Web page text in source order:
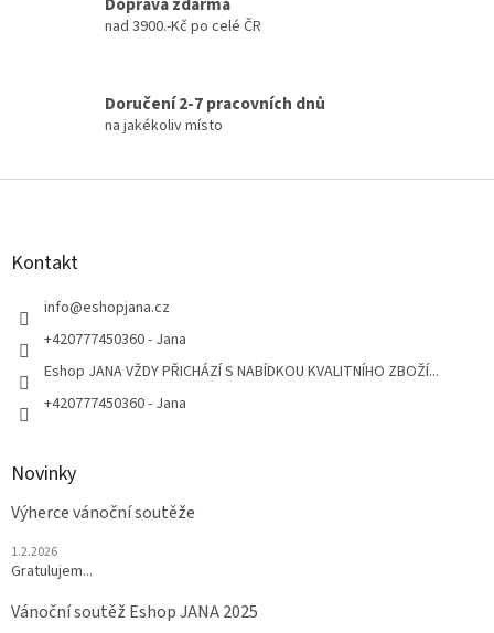
nad 3900.-Kč po celé ČR
Doručení 2-7 pracovních dnů
na jakékoliv místo
Z
Kontakt
info@eshopjana.cz
+420777450360 - Jana
Eshop JANA VŽDY PŘICHÁZÍ S NABÍDKOU KVALITNÍHO ZBOŽÍ...
+420777450360 - Jana
Novinky
Výherce vánoční soutěže
1.2.2026
Gratulujem...
Vánoční soutěž Eshop JANA 2025